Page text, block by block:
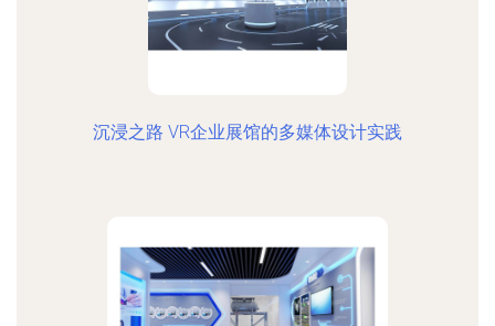
沉浸之路 VR企业展馆的多媒体设计实践